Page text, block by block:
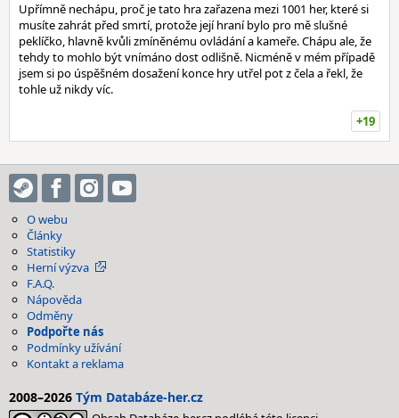
Upřímně nechápu, proč je tato hra zařazena mezi 1001 her, které si
musíte zahrát před smrtí, protože její hraní bylo pro mě slušné
peklíčko, hlavně kvůli zmíněnému ovládání a kameře. Chápu ale, že
tehdy to mohlo být vnímáno dost odlišně. Nicméně v mém případě
jsem si po úspěšném dosažení konce hry utřel pot z čela a řekl, že
tohle už nikdy víc.
+19
O webu
Články
Statistiky
Herní výzva
F.A.Q.
Nápověda
Odměny
Podpořte nás
Podmínky užívání
Kontakt a reklama
2008–2026 Tým Databáze-her.cz